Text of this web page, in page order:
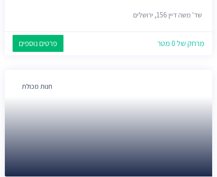
שד' משה דיין 156, ירושלים
מרחק של 0 מטר פרטים נוספים
חנות מכולת